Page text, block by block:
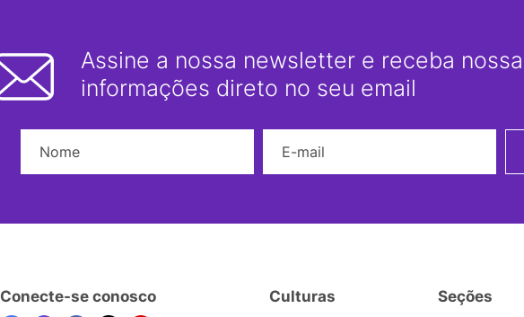
Assine a nossa newsletter e receba
informações direto no seu email
Conecte-se conosco Culturas Seções